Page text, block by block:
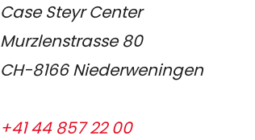
Case Steyr Center
Murzlenstrasse 80
CH-8166 Niederweningen
+41 44 857 22 00